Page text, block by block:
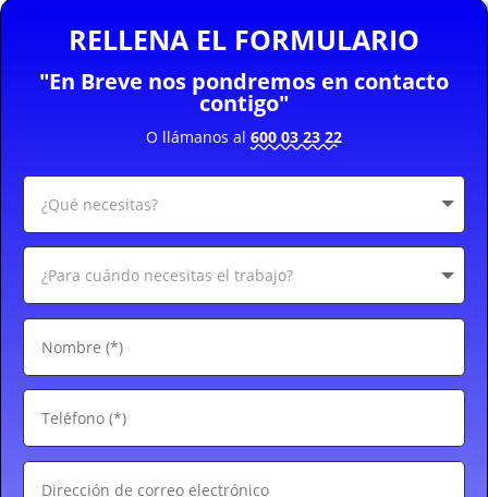
RELLENA EL FORMULARIO
"En Breve nos pondremos en contacto
contigo"
O llámanos al 600 03 23 22